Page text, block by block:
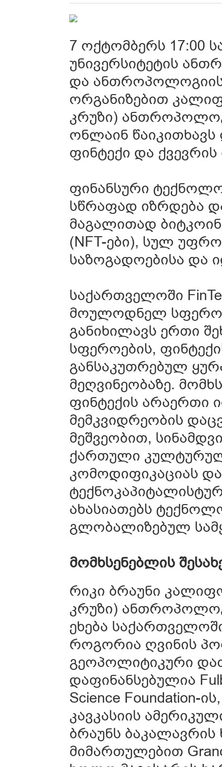
7 ოქტომბერს 17:00
უნივერსიტეტის
და
ორგანიზებით
კრუზი)
ონლაინ წაიკითხავს
ფინტექი და ქვევრის
ფინანსური
სწრაფად იზრდება
მაგალითად
(NFT-ები), სულ
საზოგადოებისა და
საქართველოში
მოულოდნელ
განიხილავს ერთი
სფეროების,
განსაკუთრებულ
მეღვინეობაზე.
ფინტექის არაერთი
მემკვიდრეობის
მეშვეობით,
ქართული
კომოდიფიკაციას
ახასიათებს
გლობალიზებულ
მომხსენებლის
რიკი ბრაუნი
კრუზი)
ეხება
როგორია ღვინის
გეოპოლიტიკური
დაფინანსებულია
Science Foundation-
კავკასიის
ბრაუნს
მიმართულებით